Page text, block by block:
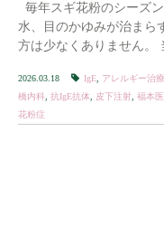
毎年スギ花粉のシーズ
水、目のかゆみが治まら
方は少なくありません。
2026.03.18 IgE アレルギー治療
橋内科 抗IgE抗体 皮下注射 福本
花粉症